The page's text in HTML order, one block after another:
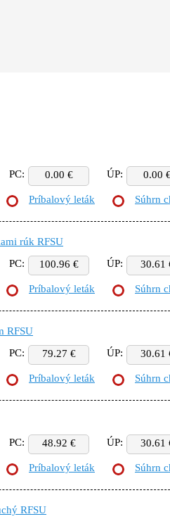
PC: 0.00 € ÚP: 0.00
Príbalový leták Súhrn
rúk RFSU
PC: 100.96 € ÚP: 30.61
Príbalový leták Súhrn
RFSU
PC: 79.27 € ÚP: 30.61
Príbalový leták Súhrn
PC: 48.92 € ÚP: 30.61
Príbalový leták Súhrn
RFSU